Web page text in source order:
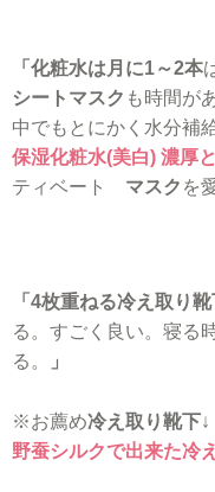
「化粧水は月に1～2本
シートマスク も時間が
中でもとにかく水分補
保湿化粧水(美白) 濃厚
ティベート マスク を
「4枚重ねる冷え取り
る。すごく良い。寝る
る。
」
※お薦め冷え取り靴下↓
野蚕シルクで出来た冷